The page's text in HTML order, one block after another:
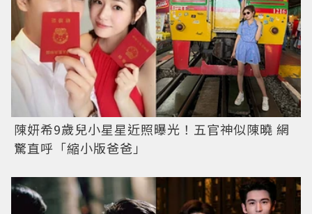
陳妍希9歲兒小星星近照曝光！五官神似陳曉 網
驚直呼「縮小版爸爸」